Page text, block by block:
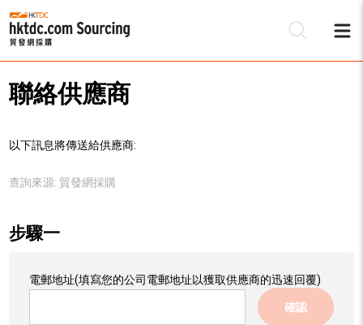
聯絡供應商
以下訊息將傳送給供應商:
查詢來源: 貿發網採購
步驟一
電郵地址(填寫您的公司電郵地址以獲取供應商的迅速回覆)
確認